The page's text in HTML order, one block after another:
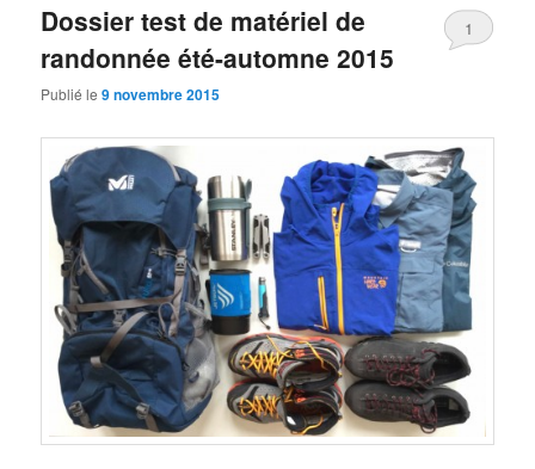
Dossier test de matériel de
randonnée été-automne 2015
Publié le9 novembre 2015
1